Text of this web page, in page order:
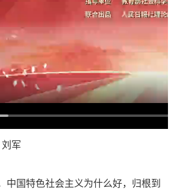
军
中国特色社会主义为什么好，归根到